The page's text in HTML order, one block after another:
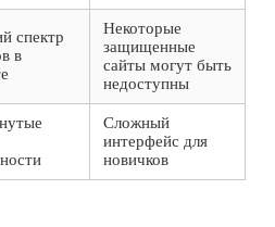
спектр
в
Некоторые
защищенные
сайты могут быть
недоступны
Сложный
интерфейс для
новичков